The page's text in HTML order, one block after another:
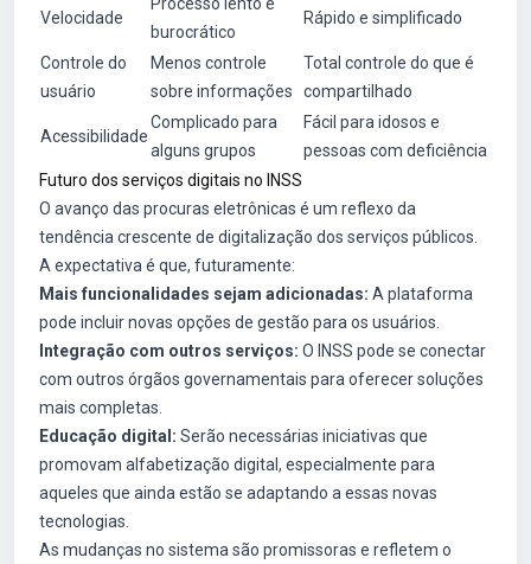
Velocidade
burocrático
Rápido e simplificado
Controle do
usuário
Menos controle
sobre informações
Total controle do que é
compartilhado
Acessibilidade
Complicado para
alguns grupos
Fácil para idosos e
pessoas com deficiência
Futuro dos serviços digitais no INSS
O avanço das procuras eletrônicas é um reflexo da
tendência crescente de digitalização dos serviços públicos.
A expectativa é que, futuramente:
Mais funcionalidades sejam adicionadas: A plataforma
pode incluir novas opções de gestão para os usuários.
Integração com outros serviços: O INSS pode se conectar
com outros órgãos governamentais para oferecer soluções
mais completas.
Educação digital: Serão necessárias iniciativas que
promovam alfabetização digital, especialmente para
aqueles que ainda estão se adaptando a essas novas
tecnologias.
As mudanças no sistema são promissoras e refletem o